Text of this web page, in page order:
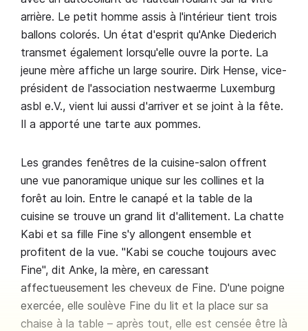
arrière. Le petit homme assis à l'intérieur tient trois
ballons colorés. Un état d'esprit qu'Anke Diederich
transmet également lorsqu'elle ouvre la porte. La
jeune mère affiche un large sourire. Dirk Hense, vice-
président de l'association nestwaerme Luxemburg
asbl e.V., vient lui aussi d'arriver et se joint à la fête.
Il a apporté une tarte aux pommes.
Les grandes fenêtres de la cuisine-salon offrent
une vue panoramique unique sur les collines et la
forêt au loin. Entre le canapé et la table de la
cuisine se trouve un grand lit d'allitement. La chatte
Kabi et sa fille Fine s'y allongent ensemble et
profitent de la vue. "Kabi se couche toujours avec
Fine", dit Anke, la mère, en caressant
affectueusement les cheveux de Fine. D'une poigne
exercée, elle soulève Fine du lit et la place sur sa
chaise à la table – après tout, elle est censée être là